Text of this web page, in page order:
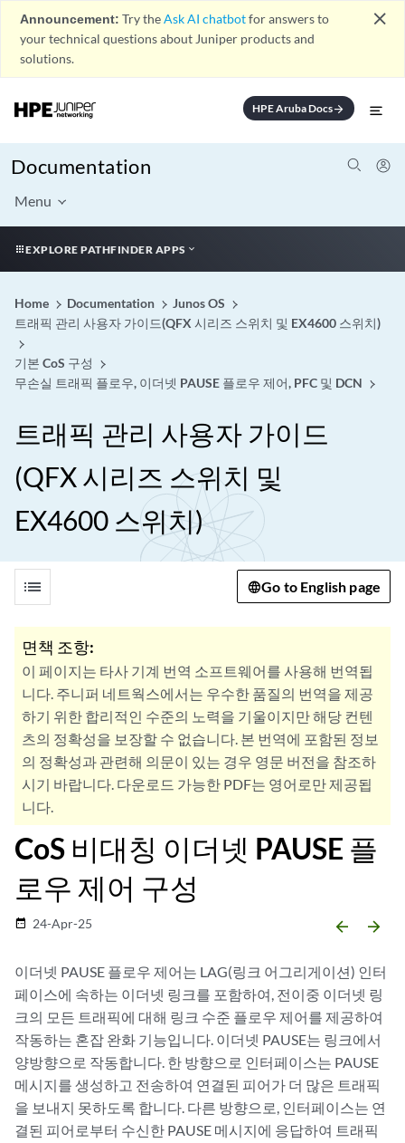
Announcement: Try theAsk AI chatbotfor answers to
your technical questions about Juniper products and
solutions.
close
HPE Aruba Docsarrow_forward
Documentation
Menu
EXPLORE PATHFINDER APPS
Home Documentation
Junos OS
트래픽 관리 사용자 가이드(QFX 시리즈 스위치 및 EX4600 스위치)
기본 CoS 구성
무손실 트래픽 플로우, 이더넷 PAUSE 플로우 제어, PFC 및 DCN
트래픽 관리 사용자 가이드
(QFX 시리즈 스위치 및
EX4600 스위치)
list Go to English page
면책 조항:
이 페이지는 타사 기계 번역 소프트웨어를 사용해 번역됩
니다. 주니퍼 네트웍스에서는 우수한 품질의 번역을 제공
하기 위한 합리적인 수준의 노력을 기울이지만 해당 컨텐
츠의 정확성을 보장할 수 없습니다. 본 번역에 포함된 정보
의 정확성과 관련해 의문이 있는 경우 영문 버전을 참조하
시기 바랍니다. 다운로드 가능한 PDF는 영어로만 제공됩
니다.
CoS 비대칭 이더넷 PAUSE 플
로우 제어 구성
date_range 24-Apr-25 arrow_backward arrow_forward
이더넷 PAUSE 플로우 제어는 LAG(링크 어그리게이션) 인터
페이스에 속하는 이더넷 링크를 포함하여, 전이중 이더넷 링
크의 모든 트래픽에 대해 링크 수준 플로우 제어를 제공하여
작동하는 혼잡 완화 기능입니다. 이더넷 PAUSE는 링크에서
양방향으로 작동합니다. 한 방향으로 인터페이스는 PAUSE
메시지를 생성하고 전송하여 연결된 피어가 더 많은 트래픽
을 보내지 못하도록 합니다. 다른 방향으로, 인터페이스는 연
결된 피어로부터 수신한 PAUSE 메시지에 응답하여 트래픽